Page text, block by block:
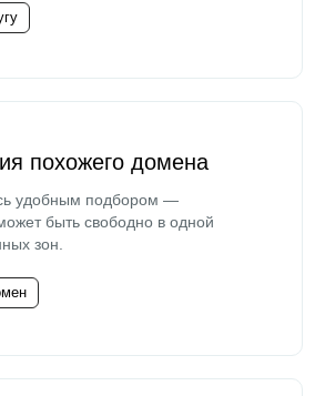
похожего домена
удобным подбором —
быть свободно в одной
зон.